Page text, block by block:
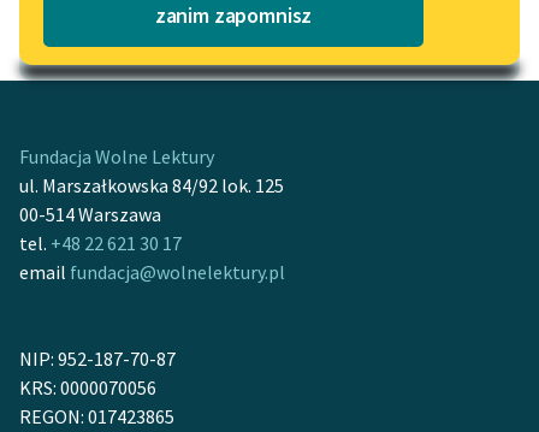
Lektury szkolne i klasyka
niepełnosprawnościami
E-kolekcja lektur
szkolnych i literatury do
słuchania dla uczennic i
Feministyczne inspiracje.
Popularyzacja
skandynawskiej literatury
zanim zapomnisz
Motyw: Niebo
Fundacja Wolne Lektury
ul. Marszałkowska 84/92 lok. 125
00-514 Warszawa
tel. +48 22 621 30 17
email fundacja@wolnelektury.pl
NIP: 952-187-70-87
KRS: 0000070056
REGON: 017423865